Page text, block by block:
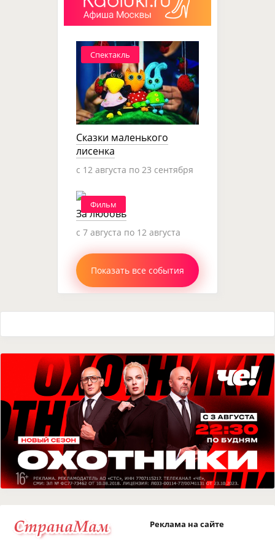
Спектакль
Сказки маленького
лисенка
c 12 августа по 23 сентября
Фильм
За любовь
c 7 августа по 12 августа
Показать все события
Реклама на сайте